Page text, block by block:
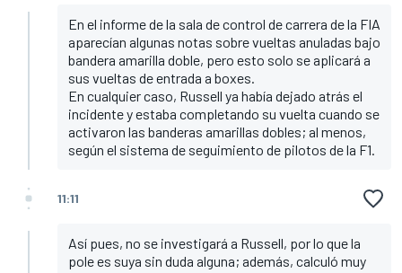
En el informe de la sala de control de carrera de la FIA
aparecían algunas notas sobre vueltas anuladas bajo
bandera amarilla doble, pero esto solo se aplicará a
sus vueltas de entrada a boxes.
En cualquier caso, Russell ya había dejado atrás el
incidente y estaba completando su vuelta cuando se
activaron las banderas amarillas dobles; al menos,
según el sistema de seguimiento de pilotos de la F1.
11:11
Así pues, no se investigará a Russell, por lo que la
pole es suya sin duda alguna; además, calculó muy